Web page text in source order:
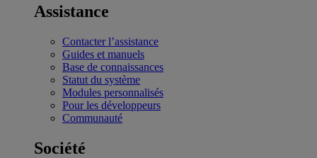
Assistance
Contacter l’assistance
Guides et manuels
Base de connaissances
Statut du système
Modules personnalisés
Pour les développeurs
Communauté
Société